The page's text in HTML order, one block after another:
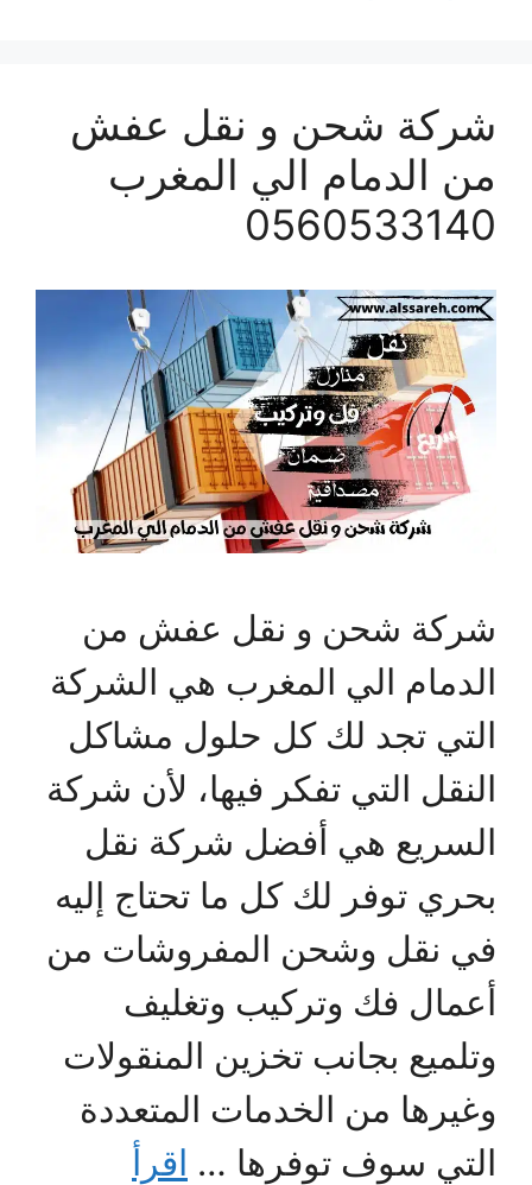
شركة شحن و نقل عفش
من الدمام الي المغرب
0560533140
شركة شحن و نقل عفش من
الدمام الي المغرب هي الشركة
التي تجد لك كل حلول مشاكل
النقل التي تفكر فيها، لأن شركة
السريع هي أفضل شركة نقل
بحري توفر لك كل ما تحتاج إليه
في نقل وشحن المفروشات من
أعمال فك وتركيب وتغليف
وتلميع بجانب تخزين المنقولات
وغيرها من الخدمات المتعددة
التي سوف توفرها … اقرأ